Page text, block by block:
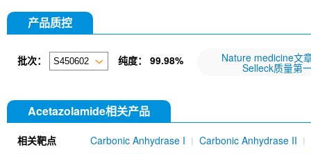
产品质控
批次： 纯度： 99.98% Nature medicine文
Selleck质量第
Acetazolamide相关产品
相关靶点 Carbonic Anhydrase I
Carbonic Anhydrase II